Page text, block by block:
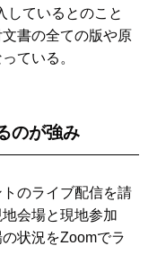
しているとのこと
書の全ての版や原
ている。
のが強み
のライブ配信を請
会場と現地参加
状況をZoomでラ